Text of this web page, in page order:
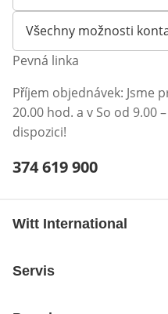
Všechny možnosti
Pevná linka
Příjem objednávek: Jsme
20.00 hod. a v So od 9.00
dispozici!
Telefonní číslo:
374 619 900
Witt International
Servis